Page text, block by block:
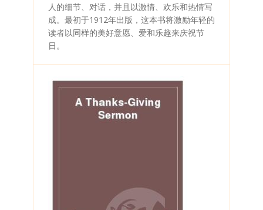
人的细节、对话，并且以激情、欢乐和热情写
成。最初于1912年出版，这本书将激励年轻的
读者以同样的美好意愿、爱和乐趣来庆祝节
日。